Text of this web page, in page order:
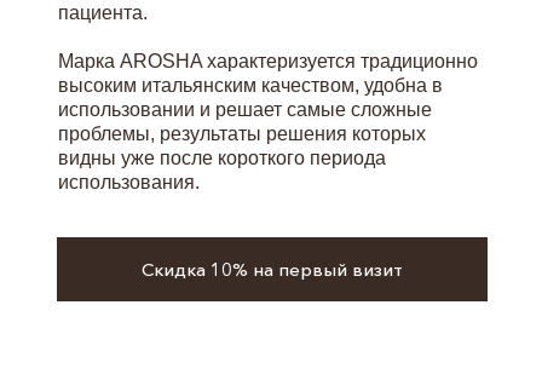
пациента.
Марка AROSHA характеризуется традиционно
высоким итальянским качеством, удобна в
использовании и решает самые сложные
проблемы, результаты решения которых
видны уже после короткого периода
использования.
Скидка 10% на первый визит